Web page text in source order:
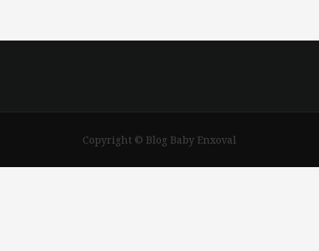
Copyright © Blog Baby Enxoval